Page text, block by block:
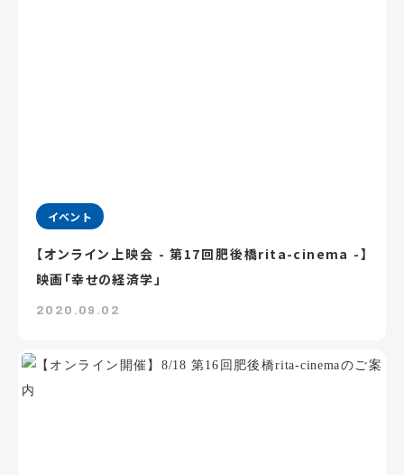
イベント
【オンライン上映会 - 第17回肥後橋rita-cinema -】
映画「幸せの経済学」
2020.09.02